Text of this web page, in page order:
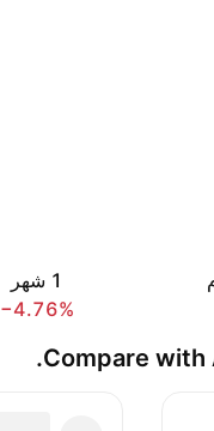
‎1‎ شهر
−4.76%
Compare with